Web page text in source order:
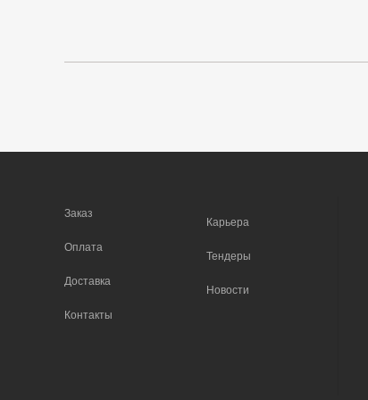
Заказ
Оплата
Доставка
Контакты
Карьера
Тендеры
Новости